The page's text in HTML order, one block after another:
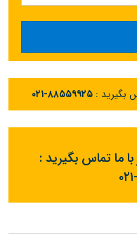
بگیرید : ۰۲۱-۸۸۵۵۹۹۲۵
ما تماس بگیرید :